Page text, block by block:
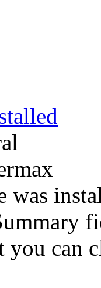
was
you can